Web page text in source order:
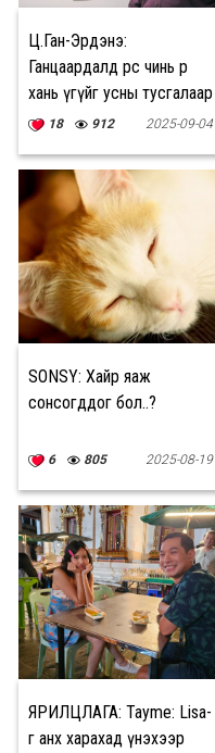
Ц.Ган-Эрдэнэ:
Ганцаардалд өөрөөс чинь өөр
хань үгүйг усны тусгалаар
илэрхийлдэг
18 912 2025-09-04
SONSY: Хайр яаж
сонсогддог бол..?
6 805 2025-08-19
ЯРИЛЦЛАГА: Tayme: Lisa-
г анх харахад үнэхээр